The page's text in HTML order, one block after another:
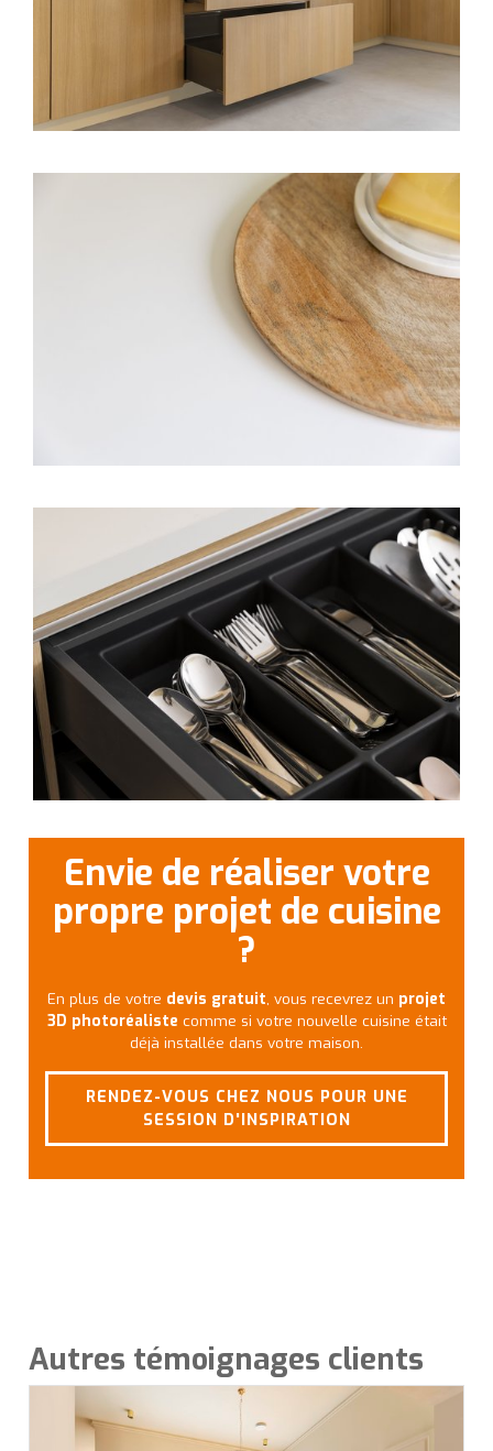
Envie de réaliser votre
propre projet de cuisine
?
En plus de votre devis gratuit, vous recevrez un projet
3D photoréaliste comme si votre nouvelle cuisine était
déjà installée dans votre maison.
RENDEZ-VOUS CHEZ NOUS POUR UNE
SESSION D'INSPIRATION
Autres témoignages clients